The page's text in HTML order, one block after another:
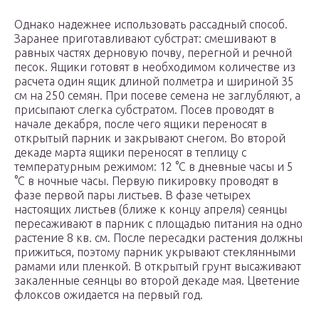
Однако надежнее использовать рассадный способ.
Заранее приготавливают субстрат: смешивают в
равных частях дерновую почву, перегной и речной
песок. Ящики готовят в необходимом количестве из
расчета один ящик длиной полметра и шириной 35
см на 250 семян. При посеве семена не заглубляют, а
присыпают слегка субстратом. Посев проводят в
начале декабря, после чего ящики переносят в
открытый парник и закрывают снегом. Во второй
декаде марта ящики переносят в теплицу с
температурным режимом: 12 °C в дневные часы и 5
°C в ночные часы. Первую пикировку проводят в
фазе первой пары листьев. В фазе четырех
настоящих листьев (ближе к концу апреля) сеянцы
пересаживают в парник с площадью питания на одно
растение 8 кв. см. После пересадки растения должны
прижиться, поэтому парник укрывают стеклянными
рамами или пленкой. В открытый грунт высаживают
закаленные сеянцы во второй декаде мая. Цветение
флоксов ожидается на первый год.